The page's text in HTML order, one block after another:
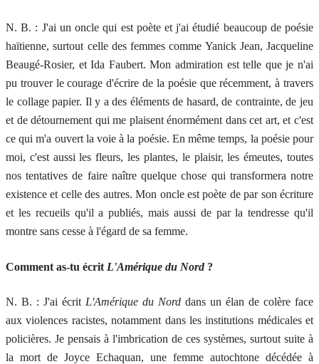
N. B. : J'ai un oncle qui est poète et j'ai étudié beaucoup de poésie
haïtienne, surtout celle des femmes comme Yanick Jean, Jacqueline
Beaugé-Rosier, et Ida Faubert. Mon admiration est telle que je n'ai
pu trouver le courage d'écrire de la poésie que récemment, à travers
le collage papier. Il y a des éléments de hasard, de contrainte, de jeu
et de détournement qui me plaisent énormément dans cet art, et c'est
ce qui m'a ouvert la voie à la poésie. En même temps, la poésie pour
moi, c'est aussi les fleurs, les plantes, le plaisir, les émeutes, toutes
nos tentatives de faire naître quelque chose qui transformera notre
existence et celle des autres. Mon oncle est poète de par son écriture
et les recueils qu'il a publiés, mais aussi de par la tendresse qu'il
montre sans cesse à l'égard de sa femme.
Comment as-tu écrit L'Amérique du Nord?
N. B. : J'ai écrit L'Amérique du Nord dans un élan de colère face
aux violences racistes, notamment dans les institutions médicales et
policières. Je pensais à l'imbrication de ces systèmes, surtout suite à
la mort de Joyce Echaquan, une femme autochtone décédée à